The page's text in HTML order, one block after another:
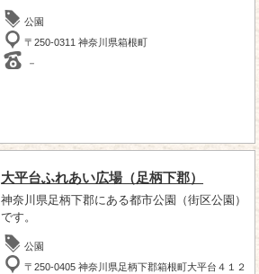
公園
〒250-0311 神奈川県箱根町
－
大平台ふれあい広場（足柄下郡）
神奈川県足柄下郡にある都市公園（街区公園）
です。
公園
〒250-0405 神奈川県足柄下郡箱根町大平台４１２